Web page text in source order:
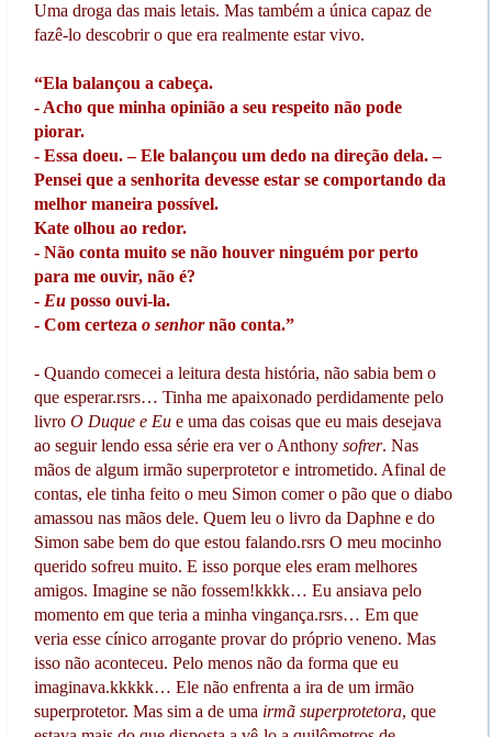
Uma droga das mais letais. Mas também a única capaz de
fazê-lo descobrir o que era realmente estar vivo.
“Ela balançou a cabeça.
- Acho que minha opinião a seu respeito não pode
piorar.
- Essa doeu. – Ele balançou um dedo na direção dela. –
Pensei que a senhorita devesse estar se comportando da
melhor maneira possível.
Kate olhou ao redor.
- Não conta muito se não houver ninguém por perto
para me ouvir, não é?
- Euposso ouvi-la.
- Com certeza o senhornão conta.”
- Quando comecei a leitura desta história, não sabia bem o
que esperar.rsrs… Tinha me apaixonado perdidamente pelo
livro O Duque e Eue uma das coisas que eu mais desejava
ao seguir lendo essa série era ver o Anthony sofrer. Nas
mãos de algum irmão superprotetor e intrometido. Afinal de
contas, ele tinha feito o meu Simon comer o pão que o diabo
amassou nas mãos dele. Quem leu o livro da Daphne e do
Simon sabe bem do que estou falando.rsrs O meu mocinho
querido sofreu muito. E isso porque eles eram melhores
amigos. Imagine se não fossem!kkkk… Eu ansiava pelo
momento em que teria a minha vingança.rsrs… Em que
veria esse cínico arrogante provar do próprio veneno. Mas
isso não aconteceu. Pelo menos não da forma que eu
imaginava.kkkkk… Ele não enfrenta a ira de um irmão
superprotetor. Mas sim a de uma irmã superprotetora, que